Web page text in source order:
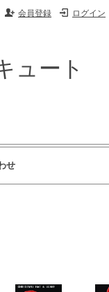
ログイン
会員登録
ュート
せ